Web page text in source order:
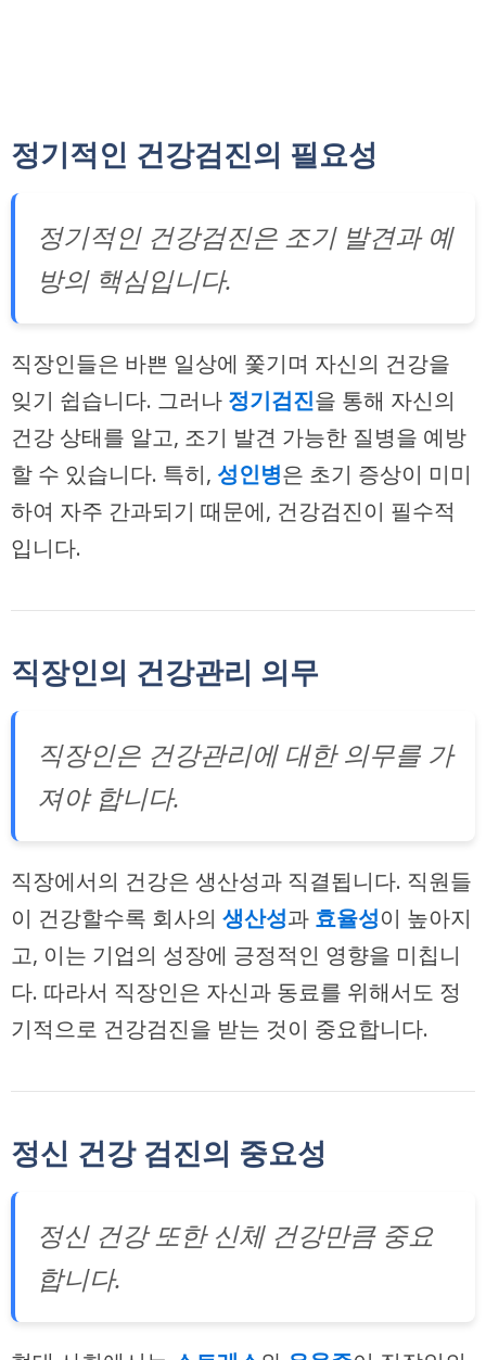
정기적인 건강검진의 필요성
정기적인 건강검진은 조기 발견과 예
방의 핵심입니다.
직장인들은 바쁜 일상에 쫓기며 자신의 건강을
잊기 쉽습니다. 그러나 정기검진을 통해 자신의
건강 상태를 알고, 조기 발견 가능한 질병을 예방
할 수 있습니다. 특히, 성인병은 초기 증상이 미미
하여 자주 간과되기 때문에, 건강검진이 필수적
입니다.
직장인의 건강관리 의무
직장인은 건강관리에 대한 의무를 가
져야 합니다.
직장에서의 건강은 생산성과 직결됩니다. 직원들
이 건강할수록 회사의 생산성과 효율성이 높아지
고, 이는 기업의 성장에 긍정적인 영향을 미칩니
다. 따라서 직장인은 자신과 동료를 위해서도 정
기적으로 건강검진을 받는 것이 중요합니다.
정신 건강 검진의 중요성
정신 건강 또한 신체 건강만큼 중요
합니다.